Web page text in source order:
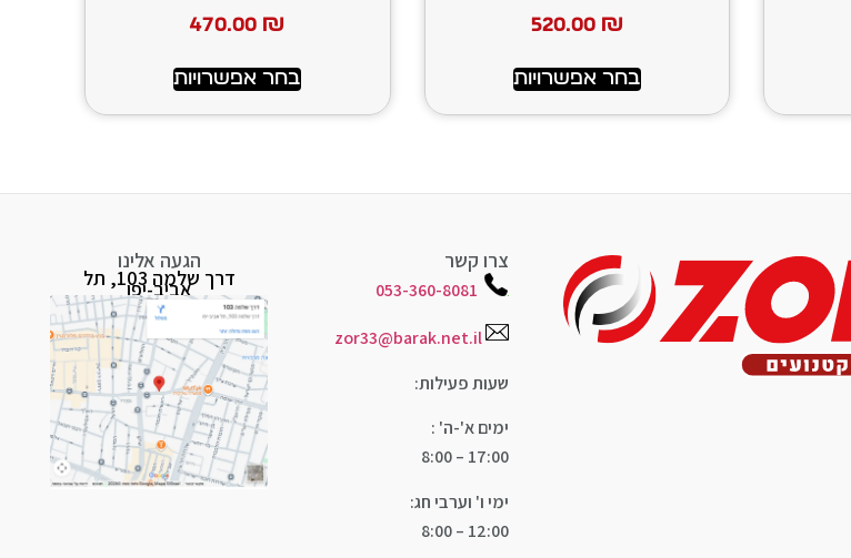
520.00 ₪
בחר אפשרויות
470.00 ₪
בחר אפשרויות
צרו קשר
053-360-8081
zor33@barak.net.il
שעות פעילות:
ימים א'-ה' :
17:00 – 8:00
ימי ו' וערבי חג:
12:00 – 8:00
הגעה אלינו
דרך שלמה 103, תל אביב-יפו